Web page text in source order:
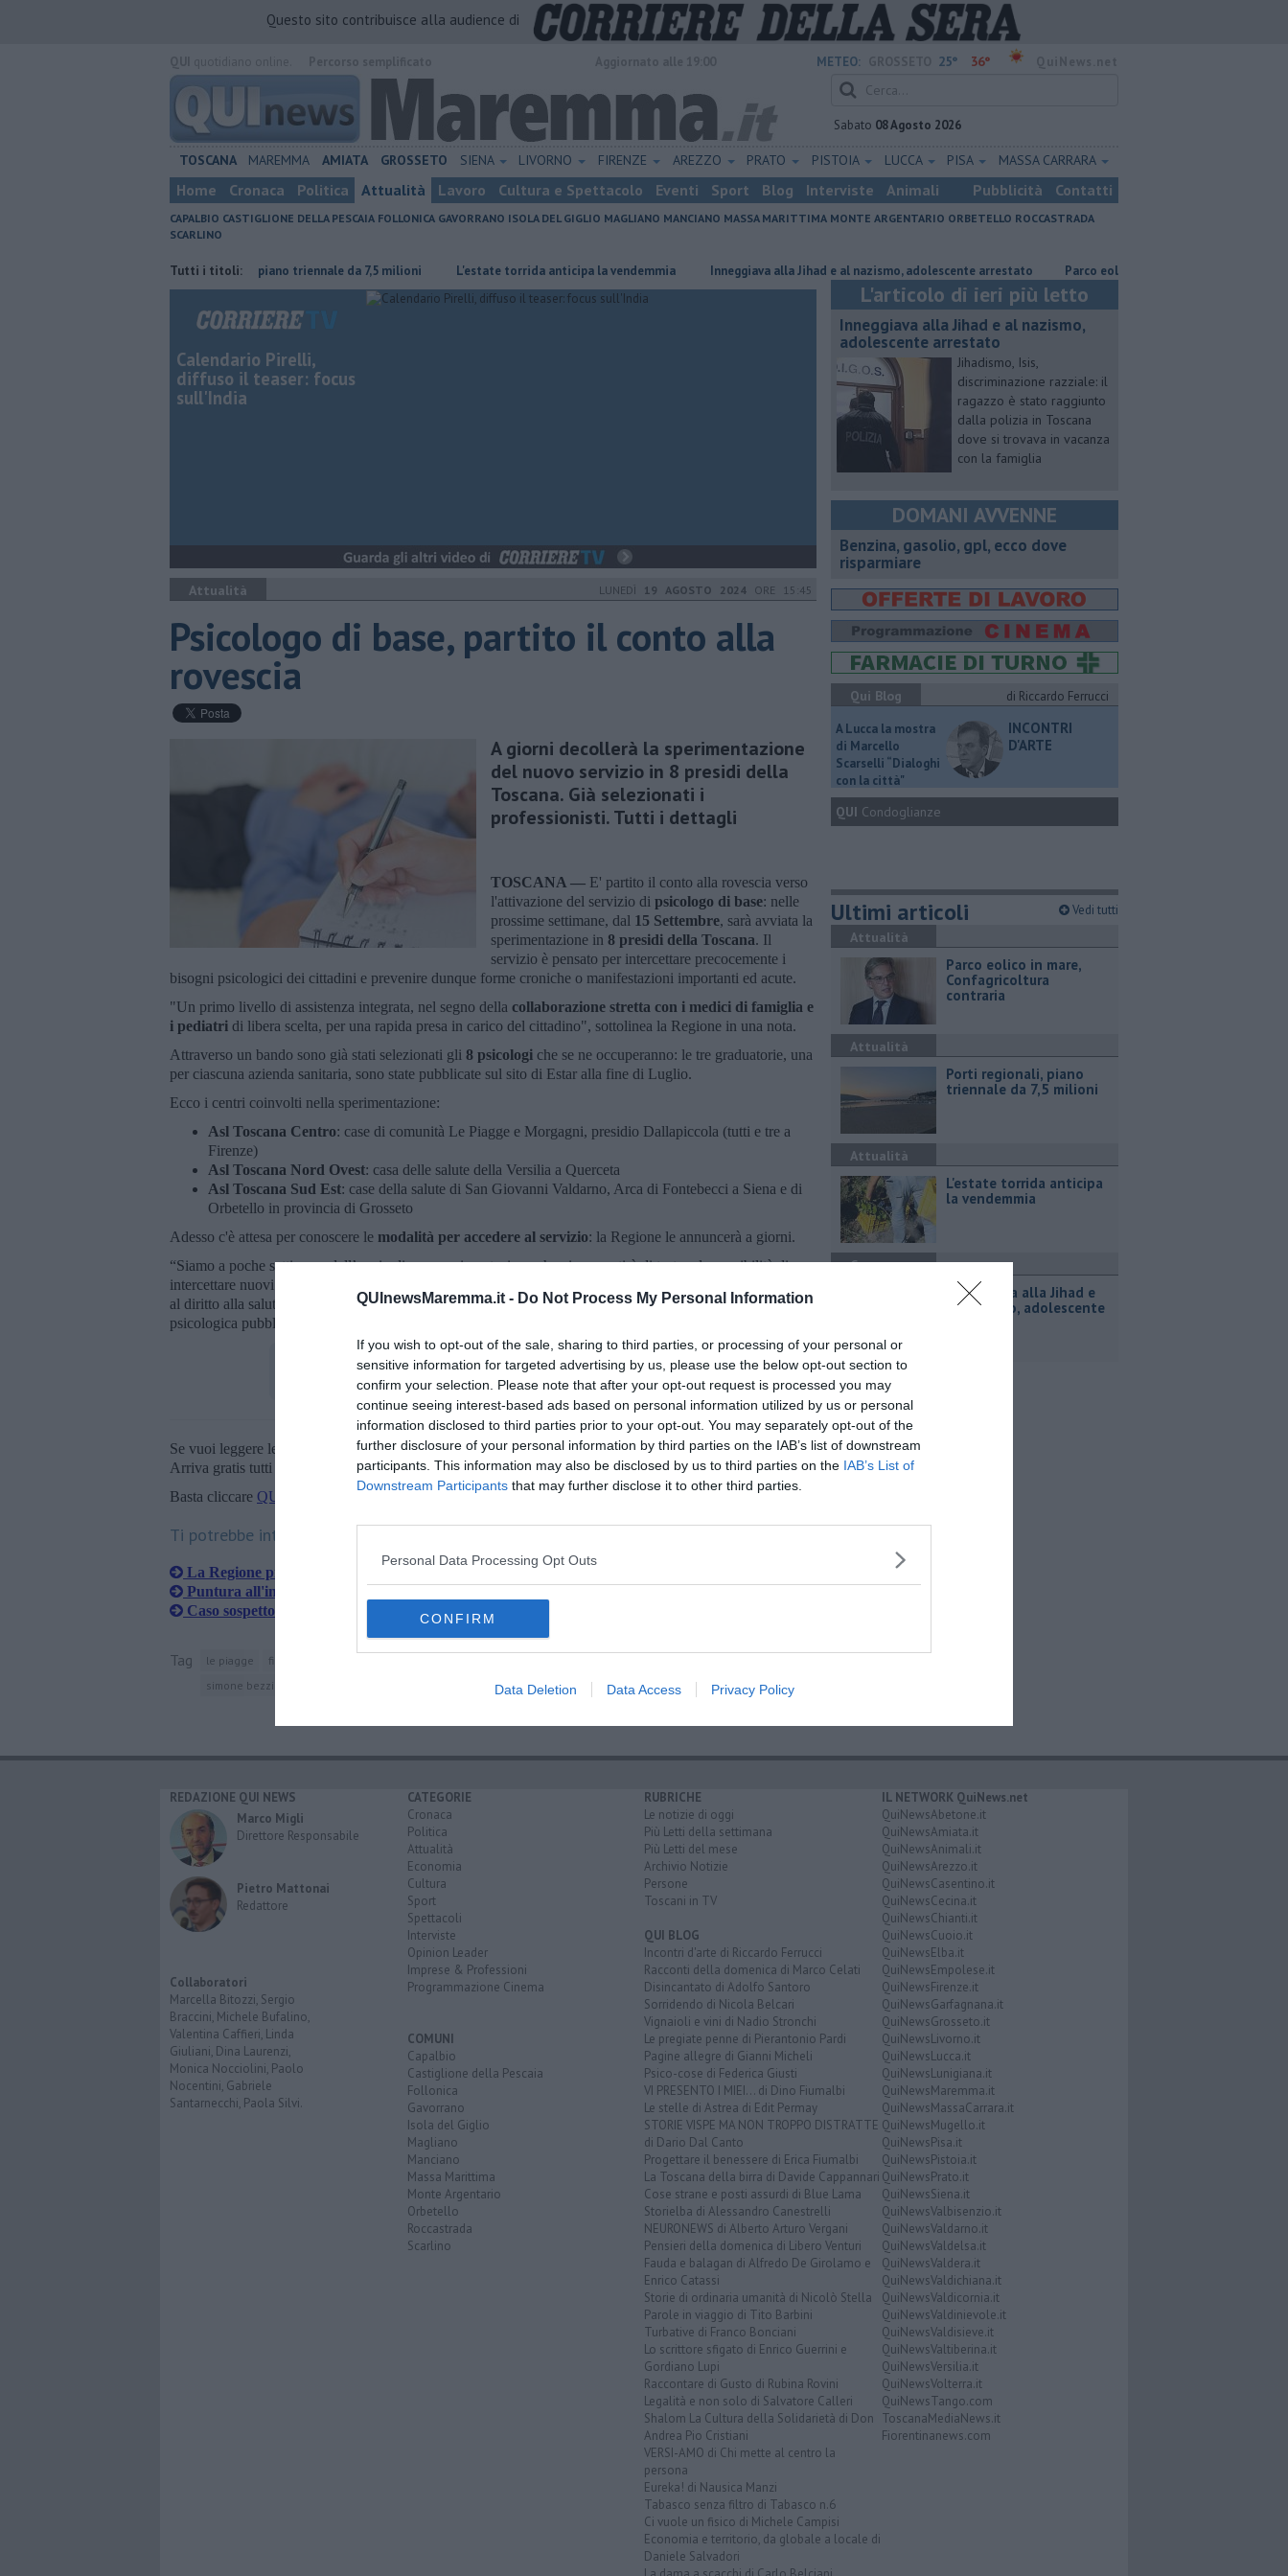
QUInewsMaremma.it - Do Not Process My Personal Information
If you wish to opt-out of the sale, sharing to third parties, or processing of your personal or
sensitive information for targeted advertising by us, please use the below opt-out section to
confirm your selection. Please note that after your opt-out request is processed you may
continue seeing interest-based ads based on personal information utilized by us or personal
information disclosed to third parties prior to your opt-out. You may separately opt-out of the
further disclosure of your personal information by third parties on the IAB’s list of downstream
participants. This information may also be disclosed by us to third parties on the IAB’s List of
Downstream Participants that may further disclose it to other third parties.
Personal Data Processing Opt Outs
CONFIRM
Data Deletion Data Access Privacy Policy
Questo sito contribuisce alla audience di
METEO: 25° 36°
Sabato 08 Agosto 2026
TOSCANA MAREMMA AMIATA GROSSETO SIENA LIVORNO FIRENZE AREZZO PRATO PISTOIA LUCCA PISA MASSA CARRARA
Home Cronaca Politica Attualità Lavoro Cultura e Spettacolo Eventi Sport Blog Interviste Animali Pubblicità Contatti
CAPALBIO CASTIGLIONE DELLA PESCAIA FOLLONICA GAVORRANO ISOLA DEL GIGLIO MAGLIANO MANCIANO MASSA MARITTIMA MONTE ARGENTARIO ORBETELLO ROCCASTRADA
SCARLINO
Tutti i titoli:
Porti regionali, piano triennale da 7,5 milioni L'estate torrida anticipa la vendemmia Inneggiava alla Jihad e al nazismo, adolescente arrestato Parco eolico in mare, Confagricoltura contraria
Calendario Pirelli,
diffuso il teaser: focus
sull'India
Attualità LUNEDÌ 19 AGOSTO 2024 ORE 15:45
Psicologo di base, partito il conto alla
rovescia
A giorni decollerà la sperimentazione
del nuovo servizio in 8 presidi della
Toscana. Già selezionati i
professionisti. Tutti i dettagli
TOSCANA — E' partito il conto alla rovescia verso
l'attivazione del servizio di psicologo di base: nelle
prossime settimane, dal 15 Settembre, sarà avviata la
sperimentazione in 8 presidi della Toscana. Il
servizio è pensato per intercettare precocemente i
bisogni psicologici dei cittadini e prevenire dunque forme croniche o manifestazioni importanti ed acute.
"Un primo livello di assistenza integrata, nel segno della collaborazione stretta con i medici di famiglia e
i pediatri di libera scelta, per una rapida presa in carico del cittadino", sottolinea la Regione in una nota.
Attraverso un bando sono già stati selezionati gli 8 psicologi che se ne occuperanno: le tre graduatorie, una
per ciascuna azienda sanitaria, sono state pubblicate sul sito di Estar alla fine di Luglio.
Ecco i centri coinvolti nella sperimentazione:
Asl Toscana Centro: case di comunità Le Piagge e Morgagni, presidio Dallapiccola (tutti e tre a
Firenze)
Asl Toscana Nord Ovest: casa delle salute della Versilia a Querceta
Asl Toscana Sud Est: case della salute di San Giovanni Valdarno, Arca di Fontebecci a Siena e di
Orbetello in provincia di Grosseto
Adesso c'è attesa per conoscere le modalità per accedere al servizio: la Regione le annuncerà a giorni.
“Siamo a poche settimane dall’avvio di una sperimentazione che ci consentirà di testare la possibilità di
intercettare nuovi bisogni di salute", commentano il presidente della Regione
al diritto alla salute
Simone Bezzini. “Un passaggio fondamentale per arrivare a definire un modello di rete
psicologica pubblica".
Se vuoi leggere le notizie principali della Toscana iscriviti allaNewsletter QUInews - ToscanaMedia.
Arriva gratis tutti i giorni alle 20:00 direttamente nella tua casella di posta.
Basta cliccare QUI
Ti potrebbe interessare anche:
La Regione proroga il piano pandemico
Puntura all'inguine per impiantare la valvola cardiaca
Caso sospetto di Chikungunya, disinfestazione urgente
Tag le piagge firenze
simone bezzini
L'articolo di ieri più letto
Inneggiava alla Jihad e al nazismo,
adolescente arrestato
Jihadismo, Isis,
discriminazione razziale: il
ragazzo è stato raggiunto
dalla polizia in Toscana
dove si trovava in vacanza
con la famiglia
DOMANI AVVENNE
​Benzina, gasolio, gpl, ecco dove
risparmiare
Qui Blog
di Riccardo Ferrucci
A Lucca la mostra
di Marcello
Scarselli “Dialoghi
con la città"
INCONTRI
D'ARTE
QUI Condoglianze
Ultimi articoli Vedi tutti
Attualità
Parco eolico in mare,
Confagricoltura
contraria
Attualità
Porti regionali, piano
triennale da 7,5 milioni
Attualità
L'estate torrida anticipa
la vendemmia
Cronaca
Inneggiava alla Jihad e
al nazismo, adolescente
REDAZIONE QUI NEWS
Marco Migli
Direttore Responsabile
Pietro Mattonai
Redattore
Collaboratori
Marcella Bitozzi, Sergio
Braccini, Michele Bufalino,
Valentina Caffieri, Linda
Giuliani, Dina Laurenzi,
Monica Nocciolini, Paolo
Nocentini, Gabriele
Santarnecchi, Paola Silvi.
CATEGORIE
Cronaca
Politica
Attualità
Economia
Cultura
Sport
Spettacoli
Interviste
Opinion Leader
Imprese & Professioni
Programmazione Cinema
COMUNI
Capalbio
Castiglione della Pescaia
Follonica
Gavorrano
Isola del Giglio
Magliano
Manciano
Massa Marittima
Monte Argentario
Orbetello
Roccastrada
Scarlino
RUBRICHE
Le notizie di oggi
Più Letti della settimana
Più Letti del mese
Archivio Notizie
Persone
Toscani in TV
QUI BLOG
Incontri d'arte di Riccardo Ferrucci
Racconti della domenica di Marco Celati
Disincantato di Adolfo Santoro
Sorridendo di Nicola Belcari
Vignaioli e vini di Nadio Stronchi
Le pregiate penne di Pierantonio Pardi
Pagine allegre di Gianni Micheli
Psico-cose di Federica Giusti
VI PRESENTO I MIEI... di Dino Fiumalbi
Le stelle di Astrea di Edit Permay
STORIE VISPE MA NON TROPPO DISTRATTE
di Dario Dal Canto
Progettare il benessere di Erica Fiumalbi
La Toscana della birra di Davide Cappannari
Cose strane e posti assurdi di Blue Lama
Storielba di Alessandro Canestrelli
NEURONEWS di Alberto Arturo Vergani
Pensieri della domenica di Libero Venturi
Fauda e balagan di Alfredo De Girolamo e
Enrico Catassi
Storie di ordinaria umanità di Nicolò Stella
Parole in viaggio di Tito Barbini
Turbative di Franco Bonciani
Lo scrittore sfigato di Enrico Guerrini e
Gordiano Lupi
Raccontare di Gusto di Rubina Rovini
Legalità e non solo di Salvatore Calleri
Shalom La Cultura della Solidarietà di Don
Andrea Pio Cristiani
VERSI-AMO di Chi mette al centro la
persona
Eureka! di Nausica Manzi
Tabasco senza filtro di Tabasco n.6
Ci vuole un fisico di Michele Campisi
Economia e territorio, da globale a locale di
Daniele Salvadori
IL NETWORK QuiNews.net
QuiNewsAbetone.it
QuiNewsAmiata.it
QuiNewsAnimali.it
QuiNewsArezzo.it
QuiNewsCasentino.it
QuiNewsCecina.it
QuiNewsChianti.it
QuiNewsCuoio.it
QuiNewsElba.it
QuiNewsEmpolese.it
QuiNewsFirenze.it
QuiNewsGarfagnana.it
QuiNewsGrosseto.it
QuiNewsLivorno.it
QuiNewsLucca.it
QuiNewsLunigiana.it
QuiNewsMaremma.it
QuiNewsMassaCarrara.it
QuiNewsMugello.it
QuiNewsPisa.it
QuiNewsPistoia.it
QuiNewsPrato.it
QuiNewsSiena.it
QuiNewsValbisenzio.it
QuiNewsValdarno.it
QuiNewsValdelsa.it
QuiNewsValdera.it
QuiNewsValdichiana.it
QuiNewsValdicornia.it
QuiNewsValdinievole.it
QuiNewsValdisieve.it
QuiNewsValtiberina.it
QuiNewsVersilia.it
QuiNewsVolterra.it
QuiNewsTango.com
ToscanaMediaNews.it
Fiorentinanews.com